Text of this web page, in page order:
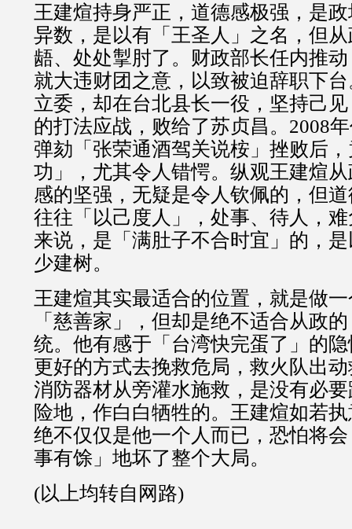
王建煊持身严正，道德感极强，是
异数，是以有「王圣人」之名，但
龉、处处掣肘了。财政部长任内推
就大违财团之意，以致被迫辞职下
立委，却在台北县长一役，坚持己
的打法应战，败给了苏贞昌。2008
弹劾「张荣通酒驾关说桉」挫败后
功」，尤其令人错愕。纵观王建煊
感的坚强，无疑是令人钦佩的，但
往往「以己度人」，处事、待人，
来说，是「满肚子不合时宜」的，
少建树。
王建煊其实最适合的位置，就是做
「慈善家」，但却是绝不适合从政
统。他有感于「台湾快完蛋了」的
更好的方式去挽救危局，救火队出
消防器材从旁灌水施救，是没有必
险地，作白白牺牲的。王建煊如若
绝不仅仅是他一个人而已，恐怕将
事有馀」地坏了整个大局。
(以上均转自网路)